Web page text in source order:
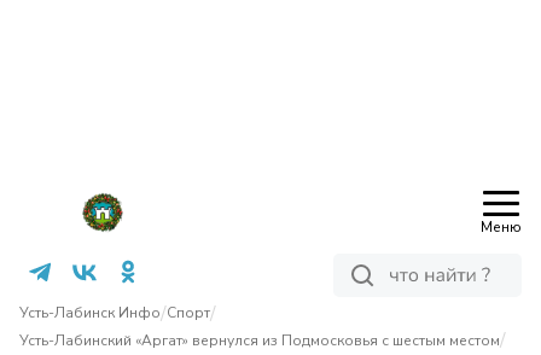
Меню
Усть-Лабинск Инфо/Спорт/
Усть-Лабинский «Аргат» вернулся из Подмосковья с шестым местом/